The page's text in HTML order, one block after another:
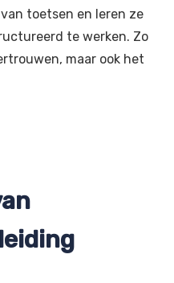
toetsen en leren ze
te werken. Zo
maar ook het